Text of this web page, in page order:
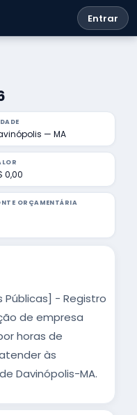
Entrar
— MA
0,00
ORÇAMENTÁRIA
- Registro
de empresa
horas de
às
Davinópolis-MA.